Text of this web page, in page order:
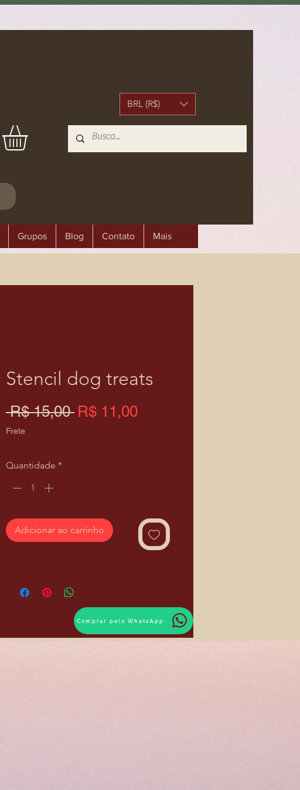
BRL (R$)
Grupos Blog Contato Mais
Stencil dog treats
R$ 15,00 Preço
R$ 11,00Preço
Frete
Quantidade *
Adicionar ao carrinho
Comprar pelo WhatsApp